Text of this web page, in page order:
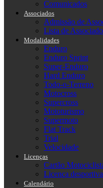
Comunicados
Associados
Admissão de
Lista de
Modalidades
Enduro
Enduro Sprint
Super-Enduro
Hard Enduro
Todo-o-Terreno
Motocross
Supercross
Mototurismo
Supermoto
Flat Track
Trial
Velocidade
Licenças
Cartão
Licença desportiva
Calendário